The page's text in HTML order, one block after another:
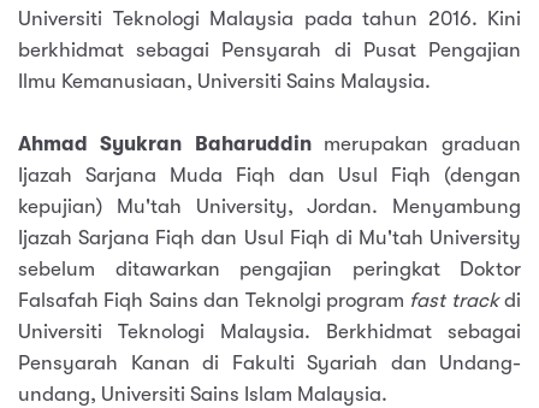
Universiti Teknologi Malaysia pada tahun 2016. Kini
berkhidmat sebagai Pensyarah di Pusat Pengajian
Ilmu Kemanusiaan, Universiti Sains Malaysia.
Ahmad Syukran Baharuddin merupakan graduan
Ijazah Sarjana Muda Fiqh dan Usul Fiqh (dengan
kepujian) Mu'tah University, Jordan. Menyambung
Ijazah Sarjana Fiqh dan Usul Fiqh di Mu'tah University
sebelum ditawarkan pengajian peringkat Doktor
Falsafah Fiqh Sains dan Teknolgi program fast trackdi
Universiti Teknologi Malaysia. Berkhidmat sebagai
Pensyarah Kanan di Fakulti Syariah dan Undang-
undang, Universiti Sains Islam Malaysia.